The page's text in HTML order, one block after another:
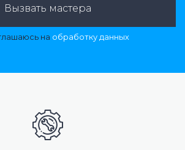
Вызвать мастера
на обработку данных